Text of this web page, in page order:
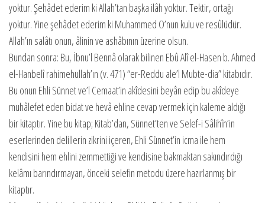
yoktur. Şehâdet ederim ki Allah’tan başka ilâh yoktur. Tektir, ortağı
yoktur. Yine şehâdet ederim ki Muhammed O’nun kulu ve resûlüdür.
Allah’ın salâtı onun, âlinin ve ashâbının üzerine olsun.
Bundan sonra: Bu, İbnu’l Bennâ olarak bilinen Ebû Alî el-Hasen b. Ahmed
el-Hanbelî rahimehullah’ın (v. 471) “er-Reddu ale’l Mubte-dia” kitabıdır.
Bu onun Ehli Sünnet ve’l Cemaat’in akîdesini beyân edip bu akîdeye
muhâlefet eden bidat ve hevâ ehline cevap vermek için kaleme aldığı
bir kitaptır. Yine bu kitap; Kitab’dan, Sünnet’ten ve Selef-i Sâlihîn’in
eserlerinden delillerin zikrini içeren, Ehli Sünnet’in icma ile hem
kendisini hem ehlini zemmettiği ve kendisine bakmak­tan sakındırdığı
kelâmı barındırmayan, önceki selefin metodu üzere hazırlanmış bir
kitaptır.